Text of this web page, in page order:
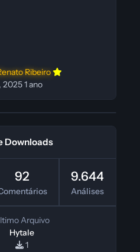
Ribeiro
20251 ano
Downloads
92 9.644
Análises
Arquivo
Hytale
1